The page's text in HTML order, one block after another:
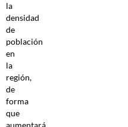
la
densidad
de
población
en
la
región,
de
forma
que